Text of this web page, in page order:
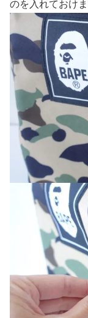
のを入れておけま